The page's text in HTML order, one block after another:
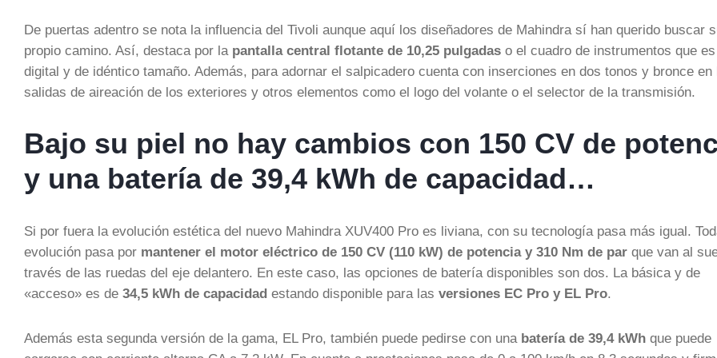
De puertas adentro se nota la influencia del Tivoli aunque aquí los diseñadores de Mahindra sí han querido buscar
propio camino. Así, destaca por la pantalla central flotante de 10,25 pulgadas o el cuadro de instrumentos que es
digital y de idéntico tamaño. Además, para adornar el salpicadero cuenta con inserciones en dos tonos y bronce en
salidas de aireación de los exteriores y otros elementos como el logo del volante o el selector de la transmisión.
Bajo su piel no hay cambios con 150 CV de
y una batería de 39,4 kWh de capacidad…
Si por fuera la evolución estética del nuevo Mahindra XUV400 Pro es liviana, con su tecnología pasa más igual.
evolución pasa por mantener el motor eléctrico de 150 CV (110 kW) de potencia y 310 Nm de par que van al
través de las ruedas del eje delantero. En este caso, las opciones de batería disponibles son dos. La básica y de
«acceso» es de 34,5 kWh de capacidad estando disponible para las versiones EC Pro y EL Pro.
Además esta segunda versión de la gama, EL Pro, también puede pedirse con una batería de 39,4 kWh que puede